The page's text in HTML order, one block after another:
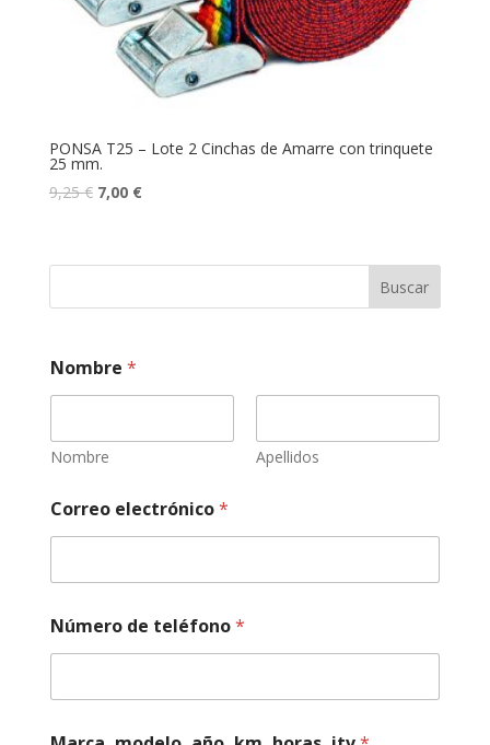
PONSA T25 – Lote 2 Cinchas de Amarre con trinquete
25 mm.
9,25€ 7,00 €
Buscar
ñ
o
d
e
s
t
a
o
Nombre *
Nombre Apellidos
Correo electrónico*
Número de teléfono*